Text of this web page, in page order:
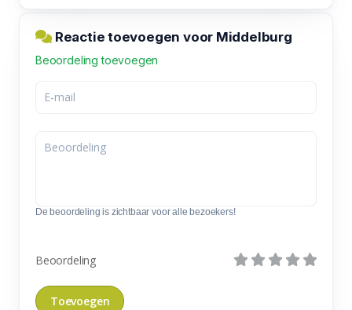
Reactie toevoegen voor Middelburg
Beoordeling toevoegen
De beoordeling is zichtbaar voor alle bezoekers!
Beoordeling